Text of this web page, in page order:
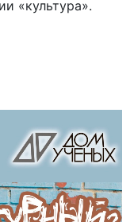
«культура».